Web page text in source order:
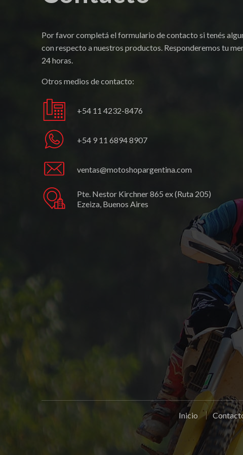
Por favor completá el formulario de contacto si tenés
con respecto a nuestros productos. Responderemos tu
24 horas.
Otros medios de contacto:
+54 11 4232-8476
+54 9 11 6894 8907
ventas@motoshopargentina.com
Pte. Nestor Kirchner 865 ex (Ruta 205)
Ezeiza, Buenos Aires
Inicio